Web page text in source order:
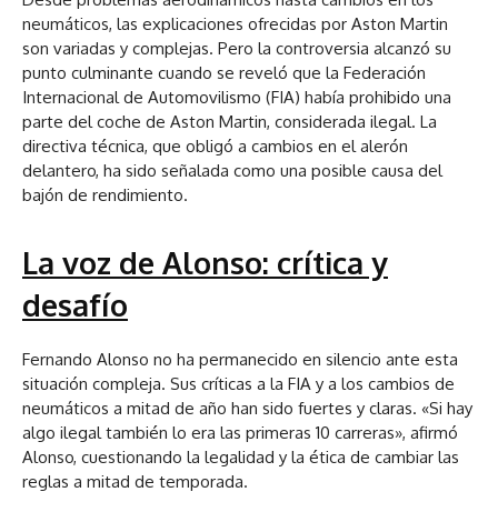
neumáticos, las explicaciones ofrecidas por Aston Martin
son variadas y complejas. Pero la controversia alcanzó su
punto culminante cuando se reveló que la Federación
Internacional de Automovilismo (FIA) había prohibido una
parte del coche de Aston Martin, considerada ilegal. La
directiva técnica, que obligó a cambios en el alerón
delantero, ha sido señalada como una posible causa del
bajón de rendimiento.
La voz de Alonso: crítica y
desafío
Fernando Alonso no ha permanecido en silencio ante esta
situación compleja. Sus críticas a la FIA y a los cambios de
neumáticos a mitad de año han sido fuertes y claras. «Si hay
algo ilegal también lo era las primeras 10 carreras», afirmó
Alonso, cuestionando la legalidad y la ética de cambiar las
reglas a mitad de temporada.